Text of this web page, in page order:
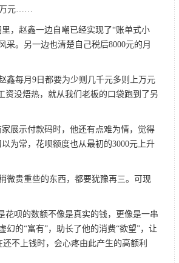
万元……
，赵鑫一边自嘲已经实现了“账单式小
采。另一边也清楚自己税后8000元的月
每月9日都要为少则几千元多则上万元
资没焐热，就从我们老板的口袋跑到了另
展示付款码时，他还有点难为情，觉得
为常，花呗额度也从最初的3000元上升
贵重些的东西，都要犹豫再三。可现
呗的数额不像是真实的钱，更像是一串
的“富有”，助长了他的消费“欲望”，让
不上钱时，会心疼由此产生的高额利